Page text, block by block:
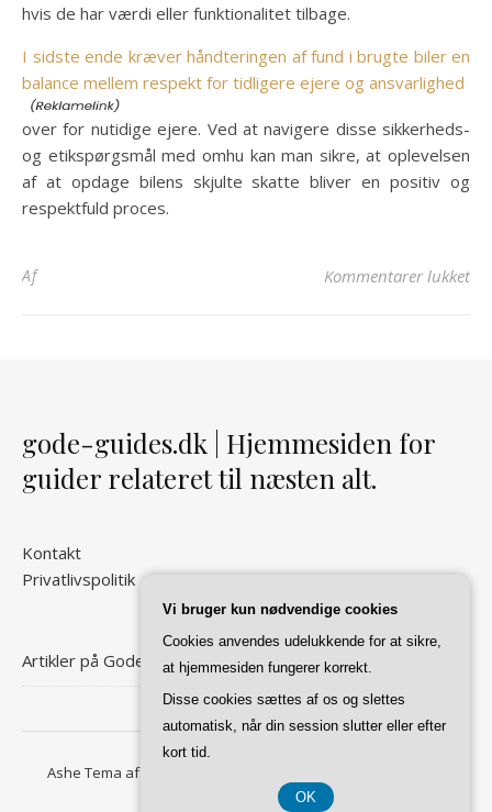
hvis de har værdi eller funktionalitet tilbage.
I sidste ende kræver håndteringen af fund i brugte biler en
balance mellem respekt for tidligere ejere og ansvarlighed
over for nutidige ejere. Ved at navigere disse sikkerheds-
og etikspørgsmål med omhu kan man sikre, at oplevelsen
af at opdage bilens skjulte skatte bliver en positiv og
respektfuld proces.
Af Kommentarer lukkettil
gode-guides.dk | Hjemmesiden for
guider relateret til næsten alt.
Kontakt
Privatlivspolitik
Artikler på Gode Guides
Ashe Tema af
Vi bruger kun nødvendige cookies
Cookies anvendes udelukkende for at sikre,
at hjemmesiden fungerer korrekt.
Disse cookies sættes af os og slettes
automatisk, når din session slutter eller efter
kort tid.
OK